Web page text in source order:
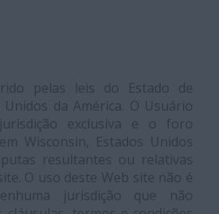
pelas leis do Estado de
Unidos da América. O Usuário
exclusiva e o foro
Wisconsin, Estados Unidos
resultantes ou relativas
O uso deste Web site não é
jurisdição que não